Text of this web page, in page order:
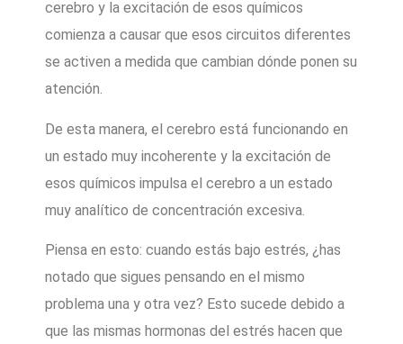
cerebro y la excitación de esos químicos
comienza a causar que esos circuitos diferentes
se activen a medida que cambian dónde ponen su
atención.
De esta manera, el cerebro está funcionando en
un estado muy incoherente y la excitación de
esos químicos impulsa el cerebro a un estado
muy analítico de concentración excesiva.
Piensa en esto: cuando estás bajo estrés, ¿has
notado que sigues pensando en el mismo
problema una y otra vez? Esto sucede debido a
que las mismas hormonas del estrés hacen que